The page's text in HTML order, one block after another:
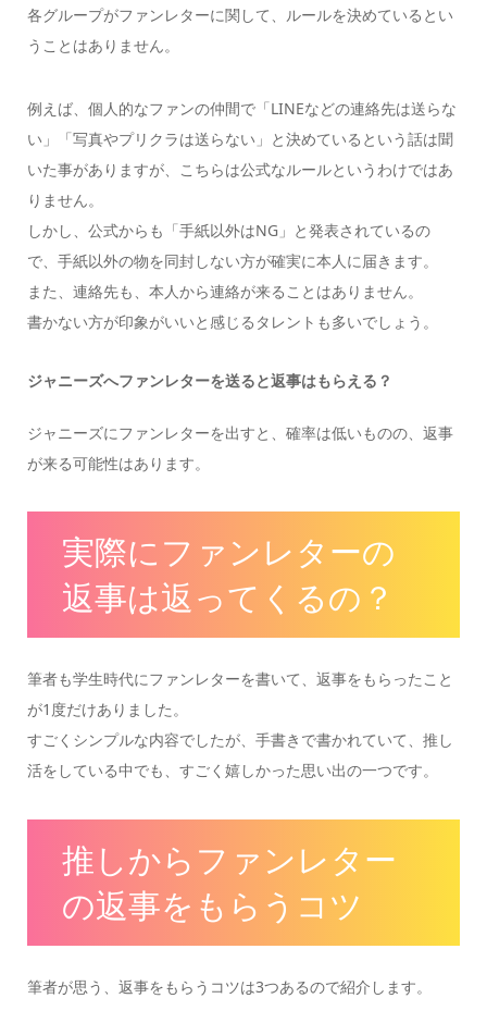
各グループがファンレターに関して、ルールを決めているとい
うことはありません。
例えば、個人的なファンの仲間で「LINEなどの連絡先は送らな
い」「写真やプリクラは送らない」と決めているという話は聞
いた事がありますが、こちらは公式なルールというわけではあ
りません。
しかし、公式からも「手紙以外はNG」と発表されているの
で、手紙以外の物を同封しない方が確実に本人に届きます。
また、連絡先も、本人から連絡が来ることはありません。
書かない方が印象がいいと感じるタレントも多いでしょう。
ジャニーズへファンレターを送ると返事はもらえる？
ジャニーズにファンレターを出すと、確率は低いものの、返事
が来る可能性はあります。
実際にファンレターの
返事は返ってくるの？
筆者も学生時代にファンレターを書いて、返事をもらったこと
が1度だけありました。
すごくシンプルな内容でしたが、手書きで書かれていて、推し
活をしている中でも、すごく嬉しかった思い出の一つです。
推しからファンレター
の返事をもらうコツ
筆者が思う、返事をもらうコツは3つあるので紹介します。